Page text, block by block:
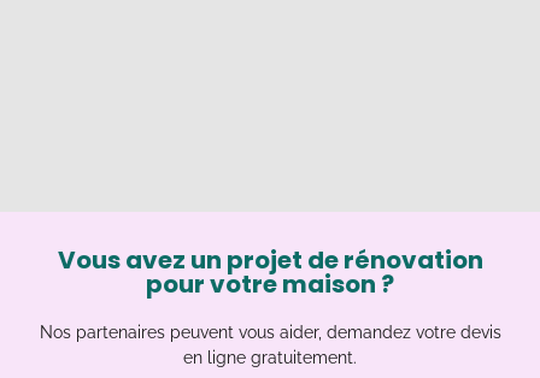
Vous avez un projet de rénovation
pour votre maison ?
Nos partenaires peuvent vous aider, demandez votre devis
en ligne gratuitement.